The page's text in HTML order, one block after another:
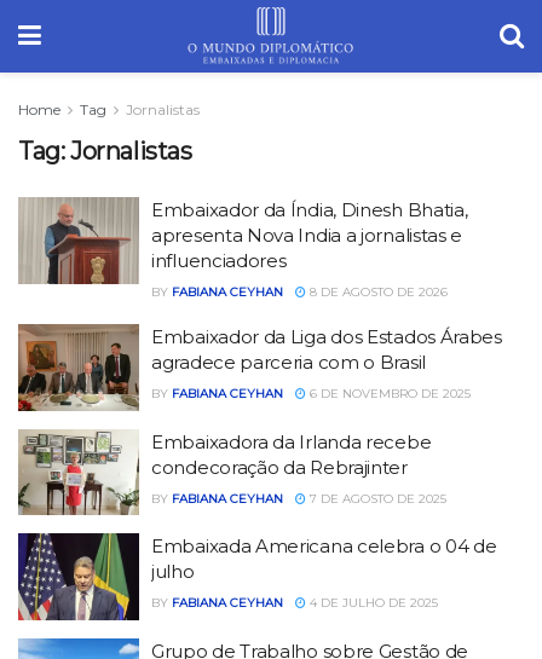
Home Tag Jornalistas
Tag:Jornalistas
Embaixador da Índia, Dinesh Bhatia,
apresenta Nova India a jornalistas e
influenciadores
BY FABIANA CEYHAN 8 DE AGOSTO DE 2026
Embaixador da Liga dos Estados Árabes
agradece parceria com o Brasil
BY FABIANA CEYHAN 6 DE NOVEMBRO DE 2025
Embaixadora da Irlanda recebe
condecoração da Rebrajinter
BY FABIANA CEYHAN 7 DE AGOSTO DE 2025
Embaixada Americana celebra o 04 de
julho
BY FABIANA CEYHAN 4 DE JULHO DE 2025
Grupo de Trabalho sobre Gestão de